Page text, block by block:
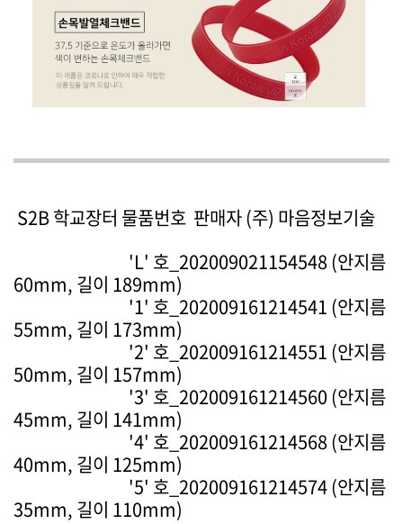
S2B 학교장터 물품번호 판매자 (주) 마음정보기술
'L' 호_202009021154548 (안지름
60mm, 길이 189mm)
'1' 호_202009161214541 (안지름
55mm, 길이 173mm)
'2' 호_202009161214551 (안지름
50mm, 길이 157mm)
'3' 호_202009161214560 (안지름
45mm, 길이 141mm)
'4' 호_202009161214568(안지름
40mm, 길이 125mm)
'5' 호_202009161214574 (안지름
35mm, 길이 110mm)